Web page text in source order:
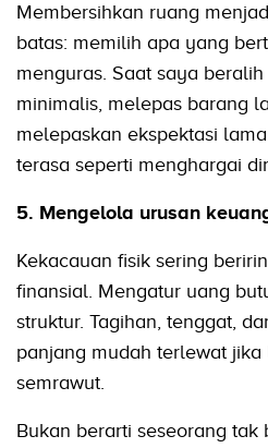
Membersihkan ruang
batas: memilih apa yang
menguras. Saat saya
minimalis, melepas barang
melepaskan ekspektasi
terasa seperti menghargai
5. Mengelola urusan
Kekacauan fisik sering
finansial. Mengatur uang
struktur. Tagihan, tenggat,
panjang mudah terlewat
semrawut.
Bukan berarti seseorang tak